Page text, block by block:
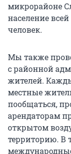
микрорайоне
население
человек.
Мы также
с районной
жителей.
местные
пообщаться,
арендаторам
открытом
территорию. В